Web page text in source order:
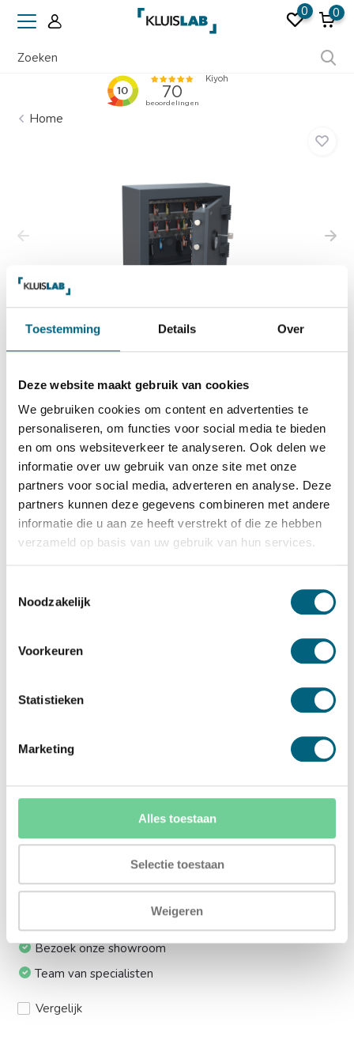
Toestemming Details Over
Deze website maakt gebruik van cookies
We gebruiken cookies om content en advertenties te
personaliseren, om functies voor social media te bieden
en om ons websiteverkeer te analyseren. Ook delen we
informatie over uw gebruik van onze site met onze
partners voor social media, adverteren en analyse. Deze
partners kunnen deze gegevens combineren met andere
informatie die u aan ze heeft verstrekt of die ze hebben
verzameld op basis van uw gebruik van hun services.
Noodzakelijk
Voorkeuren
Statistieken
Marketing
Alles toestaan
Selectie toestaan
Weigeren
0 0
Home
Salvus Grade 0 sleutelkluis 56 KL
Bekijk alles Sleutelkluis
997,-
Op voorraad: .
Bekijk de reviews
Officieel gecertificeerde door RDW, BOVAG en
verzekeraars goedgekeurde sleutelkluis voorzien van 56
dubbelbaard sleutelslot....
Meerprijs installeren begane grond of op etage met
lift:
Ja (+€249,00)
Ik installeer de kluis graag zelf:
Ja, levering tot aan uw voordeur
Bezoek onze showroom
Team van specialisten
Vergelijk